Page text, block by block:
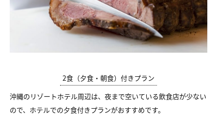
2食（夕食・朝食）付きプラン
沖縄のリゾートホテル周辺は、夜まで空いている飲食店が少ない
ので、ホテルでの夕食付きプランがおすすめです。